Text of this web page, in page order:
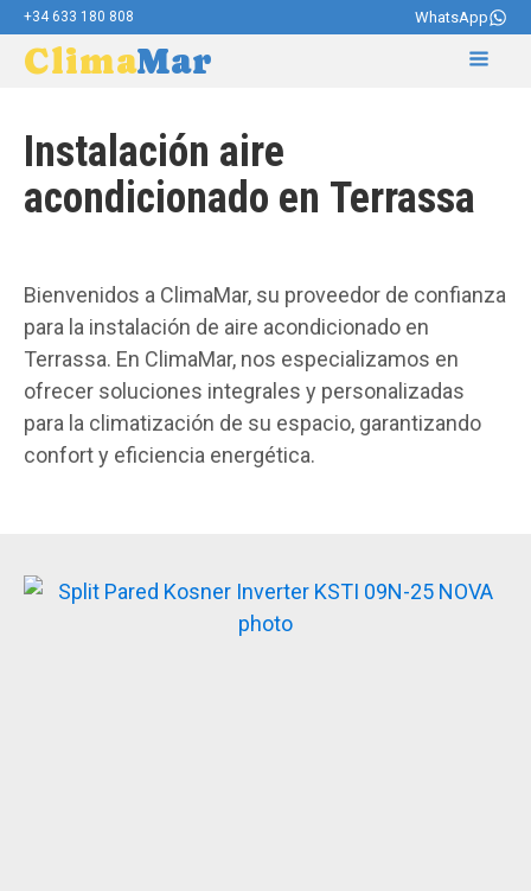
+34 633 180 808 WhatsApp
ClimaMar
Instalación aire
acondicionado en Terrassa
Bienvenidos a ClimaMar, su proveedor de confianza
para la instalación de aire acondicionado en
Terrassa. En ClimaMar, nos especializamos en
ofrecer soluciones integrales y personalizadas
para la climatización de su espacio, garantizando
confort y eficiencia energética.